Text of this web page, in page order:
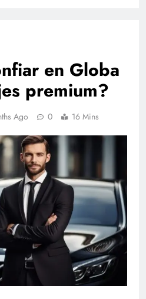
en Globa
premium?
Ago 0 16 Mins